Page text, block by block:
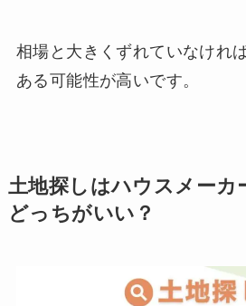
相場と大きくずれていなけれ
ある可能性が高いです。
土地探しはハウスメーカ
どっちがいい？